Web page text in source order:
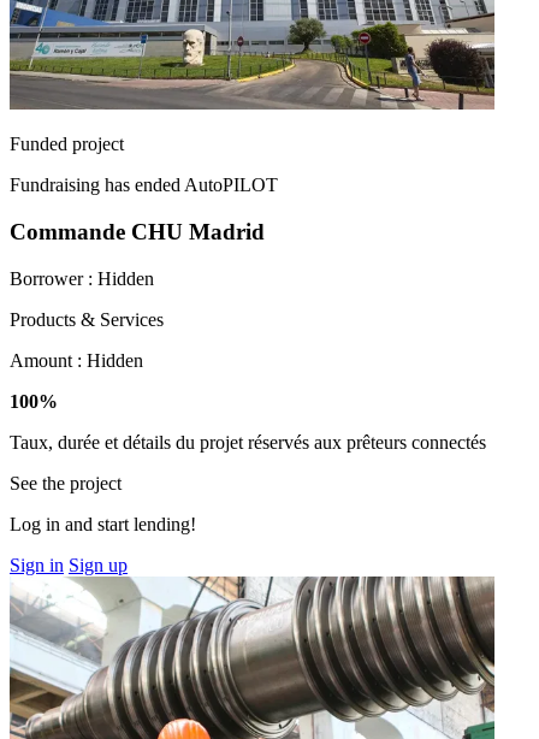
Funded project
Fundraising has ended AutoPILOT
Commande CHU Madrid
Borrower : Hidden
Products & Services
Amount : Hidden
100%
Taux, durée et détails du projet réservés aux prêteurs connectés
See the project
Log in and start lending!
Sign in Sign up